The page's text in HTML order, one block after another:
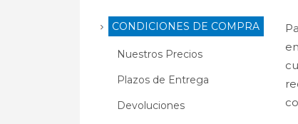
CONDICIONES DE COMPRA
Nuestros Precios
Plazos de Entrega
Devoluciones